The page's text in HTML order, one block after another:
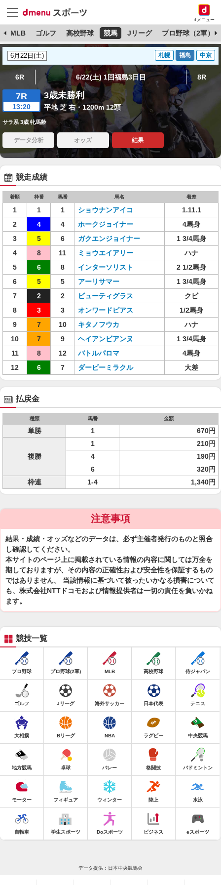
dメニュー
MLB ゴルフ 高校野球 競馬 Jリーグ プロ野球（2軍）
札幌 福島 中京
6R 6/22(土) 1回福島3日目 8R
7R
13:20
3歳未勝利
平地 芝 右・1200m 12頭
サラ系 3歳 牝馬齢
データ分析 オッズ 結果
競走成績
着順 枠番 馬番 馬名 着差
1 1 1 ショウナンアイコ
1.11.1
2
4 4 ホークジョイナー
4馬身
3
5 6 ガクエンジョイナー
1 3/4馬身
4
8 11 ミョウエイアリー
ハナ
5
6 8 インターソリスト
2 1/2馬身
6
5 5 アーリサマー
1 3/4馬身
7
2 2 ビューティグラス
クビ
8
3 3 オンワードピアス
1/2馬身
9
7 10 キタノフウカ
ハナ
10
7 9 ヘイアンビアンヌ
1 3/4馬身
11
8 12 バトルパロマ
4馬身
12
6 7 ダービーミラクル 大差
払戻金
種類 馬番 金額
単勝 1 670円
複勝
1
210円
4
190円
6
320円
枠連
1-4 1,340円
注意事項
結果・成績・オッズなどのデータは、必ず主催者発行のものと照合
し確認してください。
本サイトのページ上に掲載されている情報の内容に関しては万全を
期しておりますが、その内容の正確性および安全性を保証するもの
ではありません。 当該情報に基づいて被ったいかなる損害について
も、株式会社NTTドコモおよび情報提供者は一切の責任を負いかね
ます。
競技一覧
プロ野球 プロ野球(2軍) MLB 高校野球 侍ジャパン
ゴルフ Jリーグ 海外サッカー 日本代表 テニス
大相撲 Bリーグ NBA ラグビー 中央競馬
地方競馬 卓球 バレー 格闘技 バドミントン
モーター フィギュア ウィンター 陸上 水泳
自転車 学生スポーツ Doスポーツ ビジネス eスポーツ
データ提供：日本中央競馬会